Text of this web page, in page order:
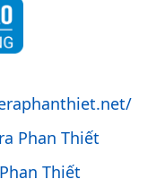
Phan Thiết
Thiết